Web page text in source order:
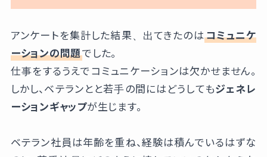
アンケートを集計した結果、出てきたのはコミュニケ
ーションの問題でした。
仕事をするうえでコミュニケーションは欠かせません。
しかし、ベテランとと若手の間にはどうしてもジェネレ
ーションギャップが生じます。
ベテラン社員は年齢を重ね、経験は積んでいるはずな